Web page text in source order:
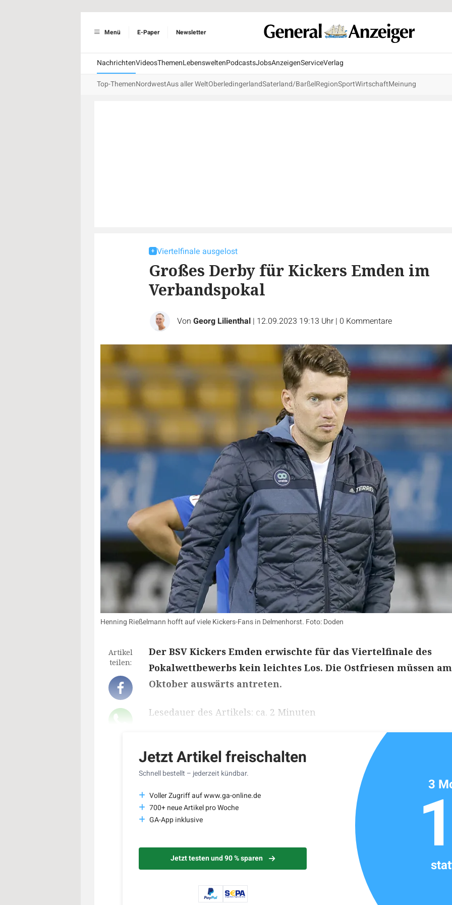
Menü E-Paper Newsletter
NachrichtenVideosThemenLebensweltenPodcastsJobsAnzeigenServiceVerlag
Top-ThemenNordwestAus aller WeltOberledingerlandSaterland/BarßelRegionSportWirtschaftMeinung
Viertelfinale ausgelost
Großes Derby für Kickers Emden im
Verbandspokal
Von Georg Lilienthal | 12.09.2023 19:13 Uhr | 0 Kommentare
Henning Rießelmann hofft auf viele Kickers-Fans in Delmenhorst. Foto: Doden
Artikel
teilen:
Der BSV Kickers Emden erwischte für das Viertelfinale des
Pokalwettbewerbs kein leichtes Los. Die Ostfriesen müssen
Oktober auswärts antreten.
Lesedauer des Artikels: ca. 2 Minuten
Jetzt Artikel freischalten
Schnell bestellt – jederzeit kündbar.
Voller Zugriff auf www.ga-online.de
700+ neue Artikel pro Woche
GA-App inklusive
Jetzt testen und 90 % sparen
3